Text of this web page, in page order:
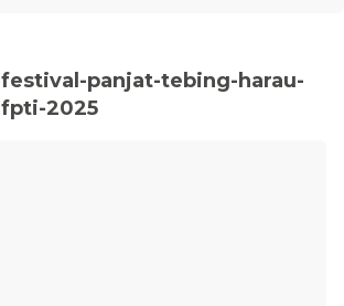
festival-panjat-tebing-harau-
fpti-2025